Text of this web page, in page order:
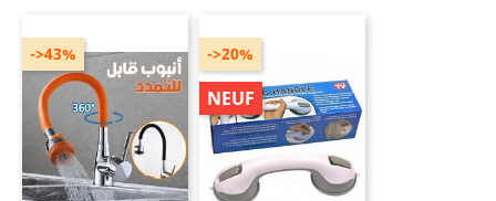
->43% ->20%
NEUF